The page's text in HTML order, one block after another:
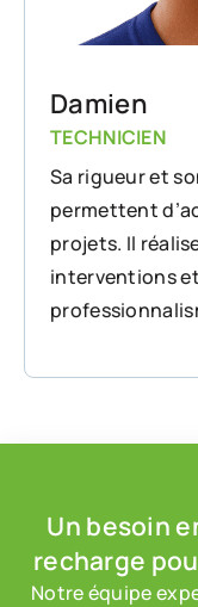
Damien
TECHNICIEN
Sa rigueur et
permettent
projets. Il
interventions
Un besoin
recharge
Notre équipe